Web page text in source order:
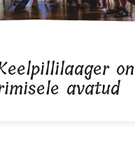
on
avatud